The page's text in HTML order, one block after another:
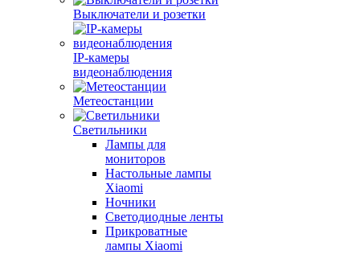
Выключатели и розетки
IP-камеры
видеонаблюдения
Метеостанции
Светильники
Лампы для
мониторов
Настольные лампы
Xiaomi
Ночники
Светодиодные ленты
Прикроватные
лампы Xiaomi